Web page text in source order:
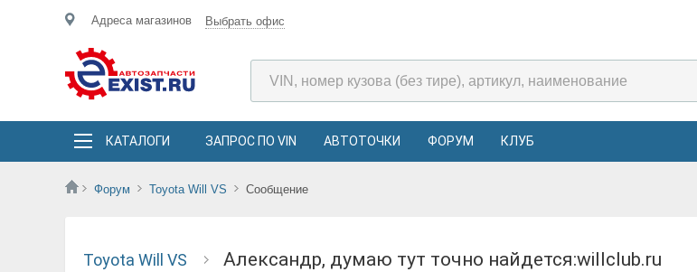
Адреса магазинов Выбрать офис
КАТАЛОГИ ЗАПРОС ПО VIN АВТОТОЧКИ ФОРУМ КЛУБ
Форум Toyota Will VS Сообщение
Toyota Will VS Александр, думаю тут точно найдется:willclub.ru